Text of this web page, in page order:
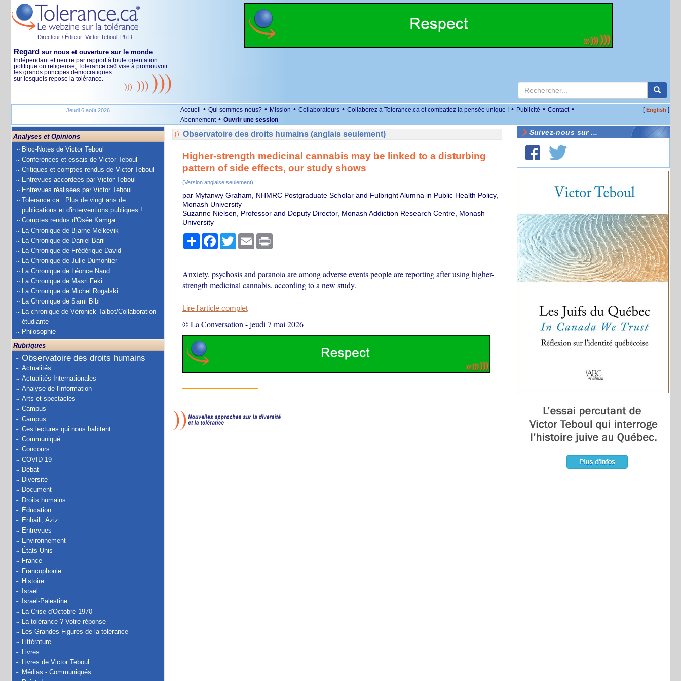
Directeur / Éditeur: Victor Teboul, Ph.D.
Regard sur nous et ouverture sur le monde
Indépendant et neutre par rapport à toute orientation
politique ou religieuse, Tolerance.ca® vise à promouvoir
les grands principes démocratiques
sur lesquels repose la tolérance.
Jeudi 6 août 2026 Accueil • Qui sommes-nous? • Mission • Collaborateurs • Collaborez à Tolerance.ca et combattez la pensée unique ! • Publicité • Contact •
Abonnement • Ouvrir une session
[English ]
Analyses et Opinions
Bloc-Notes de Victor Teboul
Conférences et essais de Victor Teboul
Critiques et comptes rendus de Victor Teboul
Entrevues accordées par Victor Teboul
Entrevues réalisées par Victor Teboul
Tolerance.ca : Plus de vingt ans de
publications et d'interventions publiques !
Comptes rendus d'Osée Kamga
La Chronique de Bjarne Melkevik
La Chronique de Daniel Baril
La Chronique de Frédérique David
La Chronique de Julie Dumontier
La Chronique de Léonce Naud
La Chronique de Masri Feki
La Chronique de Michel Rogalski
La Chronique de Sami Bibi
La chronique de Véronick Talbot/Collaboration
étudiante
Philosophie
Rubriques
Observatoire des droits humains
Actualités
Actualités Internationales
Analyse de l'information
Arts et spectacles
Campus
Campus
Ces lectures qui nous habitent
Communiqué
Concours
COVID-19
Débat
Diversité
Document
Droits humains
Éducation
Enhaili, Aziz
Entrevues
Environnement
États-Unis
France
Francophonie
Histoire
Israël
Israël-Palestine
La Crise d'Octobre 1970
La tolérance ? Votre réponse
Les Grandes Figures de la tolérance
Littérature
Livres
Livres de Victor Teboul
Médias - Communiqués
Observatoire des droits humains (anglais seulement)
Higher-strength medicinal cannabis may be linked to a disturbing
pattern of side effects, our study shows
(Version anglaise seulement)
par Myfanwy Graham, NHMRC Postgraduate Scholar and Fulbright Alumna in Public Health Policy,
Monash University
Suzanne Nielsen, Professor and Deputy Director, Monash Addiction Research Centre, Monash
University
PartagerFacebook
TwitterEmail Print
Anxiety, psychosis and paranoia are among adverse events people are reporting after using higher-
strength medicinal cannabis, according to a new study.
Lire l'article complet
© La Conversation -jeudi 7 mai 2026
Suivez-nous sur ...